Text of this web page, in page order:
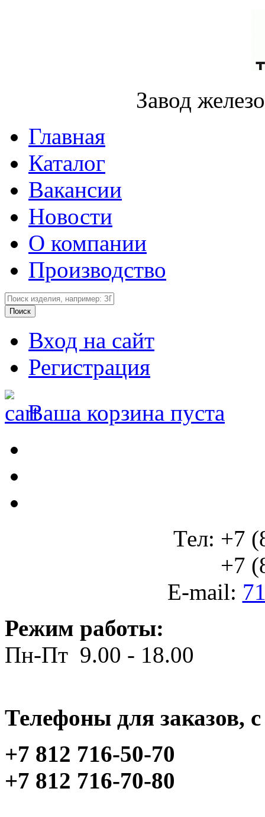
Завод
Главная
Каталог
Вакансии
Новости
О компании
Производство
Вход на сайт
Регистрация
Ваша корзина пуста
Тел: +7
+7
E-mail:
Режим работы:
Пн-Пт 9.00 - 18.00
Телефоны для заказов,
+7 812 716-50-70
+7 812 716-70-80